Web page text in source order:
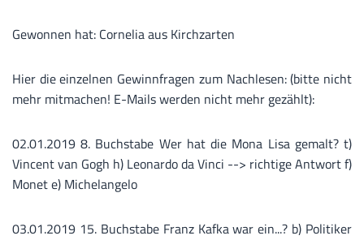
Gewonnen hat: Cornelia aus Kirchzarten
Hier die einzelnen Gewinnfragen zum Nachlesen: (bitte nicht
mehr mitmachen! E-Mails werden nicht mehr gezählt):
02.01.2019 8. Buchstabe Wer hat die Mona Lisa gemalt? t)
Vincent van Gogh h) Leonardo da Vinci --> richtige Antwort f)
Monet e) Michelangelo
03.01.2019 15. Buchstabe Franz Kafka war ein...? b) Politiker